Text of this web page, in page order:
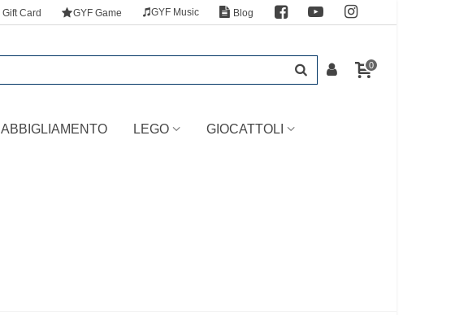
Gift Card GYF Game GYF Music Blog
0
ABBIGLIAMENTO LEGO
GIOCATTOLI